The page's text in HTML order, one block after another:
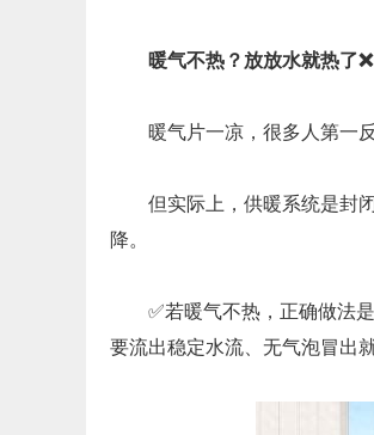
暖气不热？放放水就热了❌
暖气片一凉，很多人第一
但实际上，供暖系统是封
降。
✅若暖气不热，正确做法
要流出稳定水流、无气泡冒出